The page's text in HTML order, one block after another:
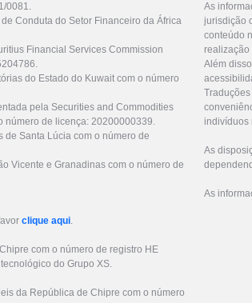
0081.
Conduta do Setor Financeiro da África
Financial Services Commission
do Estado do Kuwait com o número
pela Securities and Commodities
número de licença: 20200000339.
de Santa Lúcia com o número de
Vicente e Granadinas com o número de
clique aqui.
com o número de registro HE
do Grupo XS.
da República de Chipre com o número
As
jurisdição
conteúdo
Além
indivíduos
As
As